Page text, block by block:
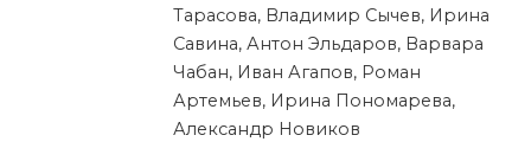
Тарасова, Владимир Сычев, Ирина
Савина, Антон Эльдаров, Варвара
Чабан, Иван Агапов, Роман
Артемьев, Ирина Пономарева,
Александр Новиков